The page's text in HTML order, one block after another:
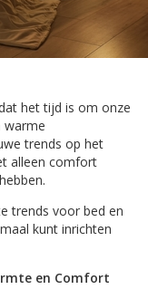
het tijd is om onze
warme
trends op het
alleen comfort
trends voor bed en
kunt inrichten
en Comfort